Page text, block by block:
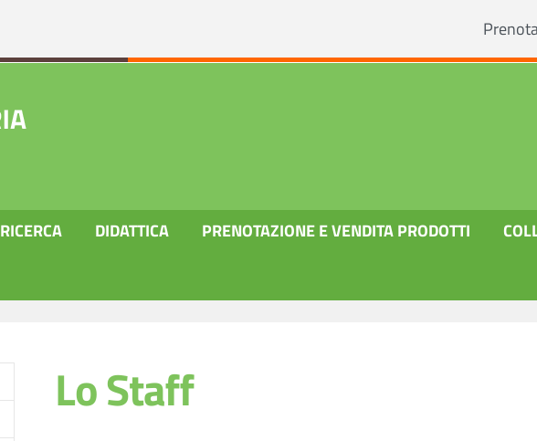
RICERCA DIDATTICA PRENOTAZIONE E VENDITA PRODOTTI
Lo Staff